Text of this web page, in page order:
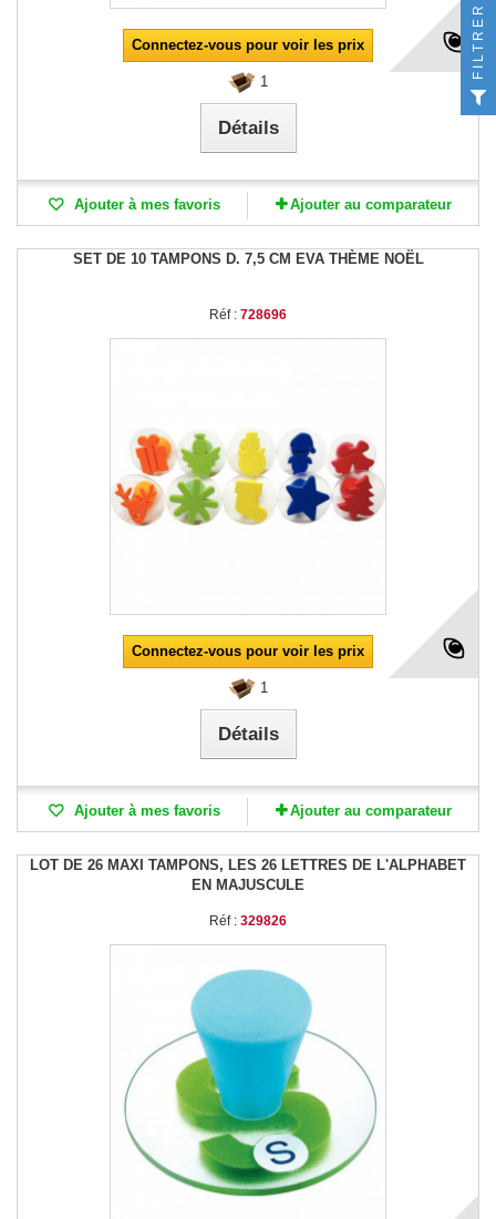
Connectez-vous pour voir les prix
1
Détails
Ajouter à mes favoris Ajouter au comparateur
SET DE 10 TAMPONS D. 7,5 CM EVA THÈME NOËL
Réf : 728696
Connectez-vous pour voir les prix
1
Détails
Ajouter à mes favoris Ajouter au comparateur
LOT DE 26 MAXI TAMPONS, LES 26 LETTRES DE L'ALPHABET
EN MAJUSCULE
Réf : 329826
FILTRER